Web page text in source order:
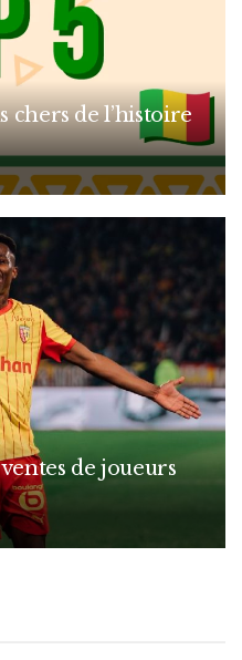
chers de l’histoire
de joueurs